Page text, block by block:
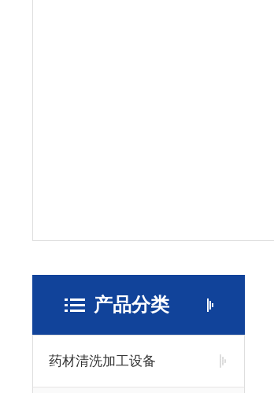
产品分类
药材清洗加工设备